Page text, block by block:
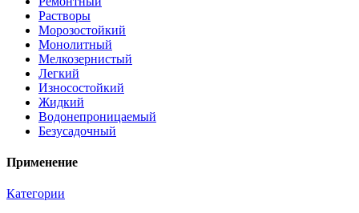
Растворы
Морозостойкий
Монолитный
Мелкозернистый
Легкий
Износостойкий
Жидкий
Водонепроницаемый
Безусадочный
Применение
Категории